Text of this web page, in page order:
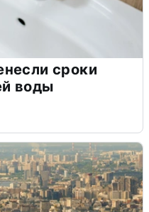
сроки
воды